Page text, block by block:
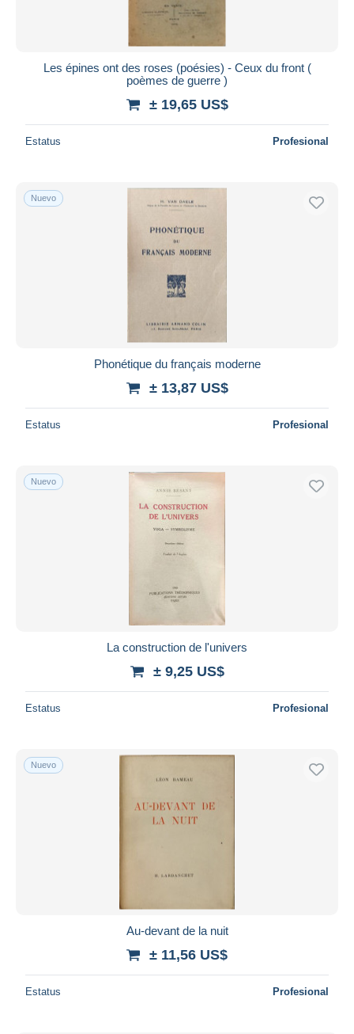
Les épines ont des roses (poésies) - Ceux du front (
poèmes de guerre )
± 19,65 US$
Estatus Profesional
Nuevo
Phonétique du français moderne
± 13,87 US$
Estatus Profesional
Nuevo
La construction de l'univers
± 9,25 US$
Estatus Profesional
Nuevo
Au-devant de la nuit
± 11,56 US$
Estatus Profesional